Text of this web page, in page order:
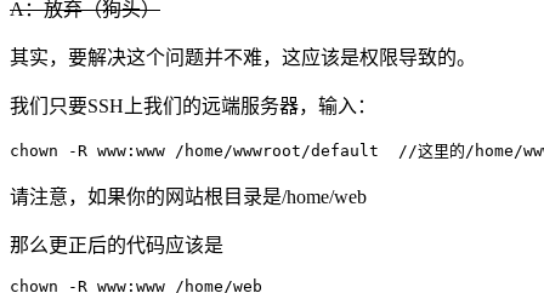
A：放弃（狗头）
其实，要解决这个问题并不难，这应该是权限导致的。
我们只要SSH上我们的远端服务器，输入：
请注意，如果你的网站根目录是/home/web
那么更正后的代码应该是